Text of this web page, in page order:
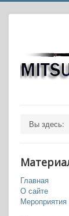
Вы здесь:
Главная
О сайте
Мероприятия